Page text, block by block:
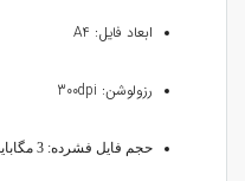
ابعاد فایل: A4
رزولوشن: 300dpi
حجم فایل فشرده: 3 مگابایت